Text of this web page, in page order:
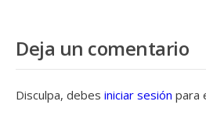
Deja un comentario
Disculpa, debes iniciar sesión para